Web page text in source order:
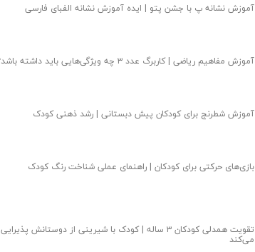
آموزش نشانه پ با جشن پتو | ایده آموزش نشانه الفبای فارسی
آموزش مفاهیم ریاضی | کاربرگ عدد ۳ چه ویژگی‌هایی باید داشته باشد؟
آموزش شطرنج برای کودکان پیش دبستانی | رشد ذهنی کودک
بازی‌های حرکتی برای کودکان | راهنمای عملی شناخت رنگ کودک
تقویت همدلی کودکان ۳ ساله | کودک با شیرینی از دوستانش پذیرایی
می‌کند